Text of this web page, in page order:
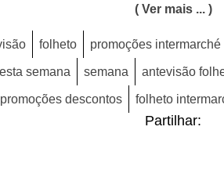
( Ver mais ... )
folheto promoções intermarché
esta semana semana antevisão
promoções descontos folheto
Partilhar: